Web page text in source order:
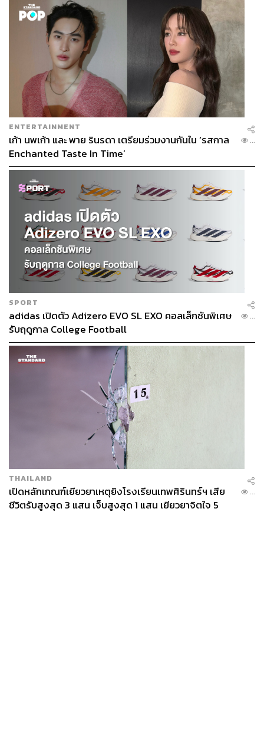
ENTERTAINMENT
เก้า นพเก้า และ พาย รินรดา เตรียมร่วมงานกันใน ‘รสกาล
Enchanted Taste In Time’
...
SPORT
adidas เปิดตัว Adizero EVO SL EXO คอลเล็กชันพิเศษ
รับฤดูกาล College Football
...
THAILAND
เปิดหลักเกณฑ์เยียวยาเหตุยิงโรงเรียนเทพศิรินทร์ฯ เสีย
ชีวิตรับสูงสุด 3 แสน เจ็บสูงสุด 1 แสน เยียวยาจิตใจ 5
...